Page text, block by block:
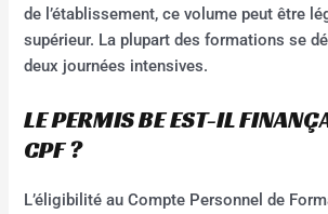
de l’établissement, ce volume peut être
supérieur. La plupart des formations se
deux journées intensives.
LE PERMIS BE EST-IL
CPF ?
L’éligibilité au Compte Personnel de